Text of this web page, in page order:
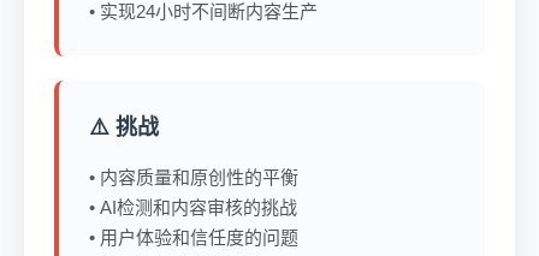
• 实现24小时不间断内容生产
⚠️ 挑战
• 内容质量和原创性的平衡
• AI检测和内容审核的挑战
• 用户体验和信任度的问题